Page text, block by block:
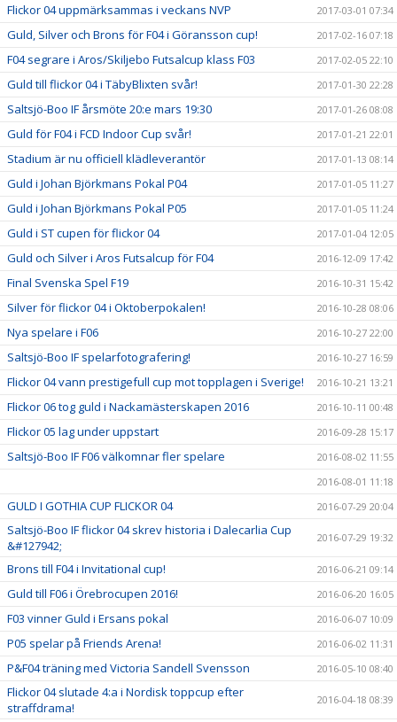
Flickor 04 uppmärksammas i veckans NVP 2017-03-01 07:34
Guld, Silver och Brons för F04 i Göransson cup! 2017-02-16 07:18
F04 segrare i Aros/Skiljebo Futsalcup klass F03 2017-02-05 22:10
Guld till flickor 04 i TäbyBlixten svår! 2017-01-30 22:28
Saltsjö-Boo IF årsmöte 20:e mars 19:30 2017-01-26 08:08
Guld för F04 i FCD Indoor Cup svår! 2017-01-21 22:01
Stadium är nu officiell klädleverantör 2017-01-13 08:14
Guld i Johan Björkmans Pokal P04 2017-01-05 11:27
Guld i Johan Björkmans Pokal P05 2017-01-05 11:24
Guld i ST cupen för flickor 04 2017-01-04 12:05
Guld och Silver i Aros Futsalcup för F04 2016-12-09 17:42
Final Svenska Spel F19 2016-10-31 15:42
Silver för flickor 04 i Oktoberpokalen! 2016-10-28 08:06
Nya spelare i F06 2016-10-27 22:00
Saltsjö-Boo IF spelarfotografering! 2016-10-27 16:59
Flickor 04 vann prestigefull cup mot topplagen i Sverige! 2016-10-21 13:21
Flickor 06 tog guld i Nackamästerskapen 2016 2016-10-11 00:48
Flickor 05 lag under uppstart 2016-09-28 15:17
Saltsjö-Boo IF F06 välkomnar fler spelare
2016-08-02 11:55
2016-08-01 11:18
GULD I GOTHIA CUP FLICKOR 04 2016-07-29 20:04
Saltsjö-Boo IF flickor 04 skrev historia i Dalecarlia Cup
&#127942;
2016-07-29 19:32
Brons till F04 i Invitational cup! 2016-06-21 09:14
Guld till F06 i Örebrocupen 2016! 2016-06-20 16:05
F03 vinner Guld i Ersans pokal 2016-06-07 10:09
P05 spelar på Friends Arena! 2016-06-02 11:31
P&F04 träning med Victoria Sandell Svensson 2016-05-10 08:40
Flickor 04 slutade 4:a i Nordisk toppcup efter
straffdrama!
2016-04-18 08:39